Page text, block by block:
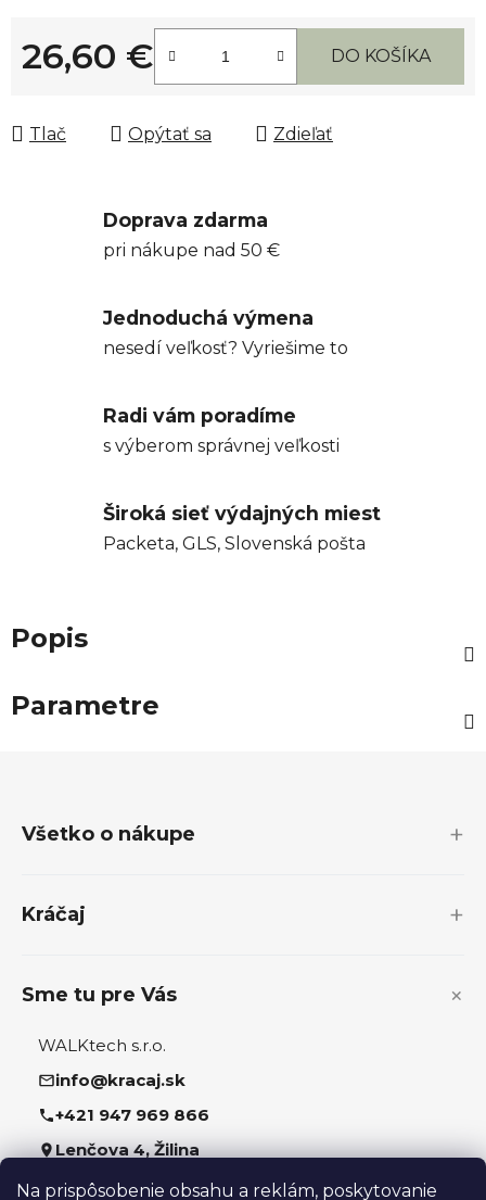
Na prispôsobenie obsahu a reklám, poskytovanie
26,60 €
Jednotková cena:
DO KOŠÍKA
Tlač Opýtať sa Zdieľať
Doprava zdarma
pri nákupe nad 50 €
Jednoduchá výmena
nesedí veľkosť? Vyriešime to
Radi vám poradíme
s výberom správnej veľkosti
Široká sieť výdajných miest
Packeta, GLS, Slovenská pošta
Popis
Parametre
Všetko o nákupe
Kráčaj
Sme tu pre Vás
WALKtech s.r.o.
info@kracaj.sk
+421 947 969 866
Lenčova 4, Žilina
Sledujte nás